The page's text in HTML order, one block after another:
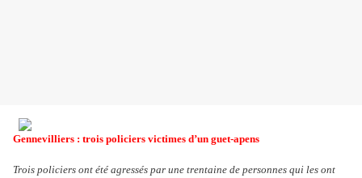
Gennevilliers : trois policiers victimes d’un guet-apens
Trois policiers ont été agressés par une trentaine de personnes qui les ont